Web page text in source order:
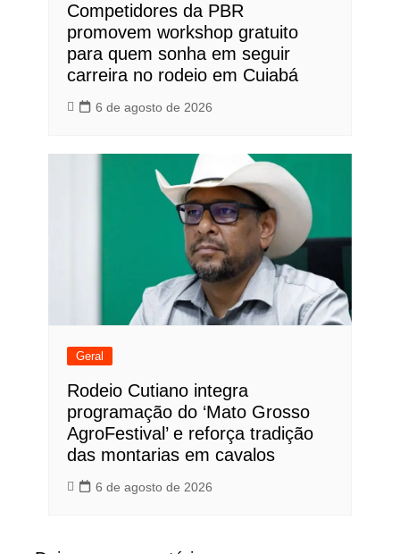
Competidores da PBR
promovem workshop gratuito
para quem sonha em seguir
carreira no rodeio em Cuiabá
6 de agosto de 2026
Geral
Rodeio Cutiano integra
programação do ‘Mato Grosso
AgroFestival’ e reforça tradição
das montarias em cavalos
6 de agosto de 2026